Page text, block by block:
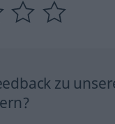
zu